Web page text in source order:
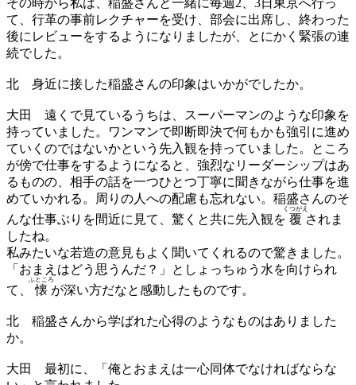
て、行革の事前レクチャーを受け、部会に出席し、終わった
後にレビューをするようになりましたが、とにかく緊張の連
続でした。
北 身近に接した稲盛さんの印象はいかがでしたか。
大田
遠くで見ているうちは、スーパーマンのような印象を
持っていました。ワンマンで即断即決で何もかも強引に進め
ていくのではないかという先入観を持っていました。ところ
が傍で仕事をするようになると、強烈なリーダーシップはあ
るものの、相手の話を一つひとつ丁寧に聞きながら仕事を進
めていかれる。周りの人への配慮も忘れない。稲盛さんのそ
んな仕事ぶりを間近に見て、驚くと共に先入観を 覆
くつがえ
されま
したね。
私みたいな若造の意見もよく聞いてくれるので驚きました。
「おまえはどう思うんだ？」としょっちゅう水を向けられ
て、
懐
ふところ
が深い方だなと感動したものです。
北 稲盛さんから学ばれた心得のようなものはありました
か。
大田
最初に、「俺とおまえは一心同体でなければならな